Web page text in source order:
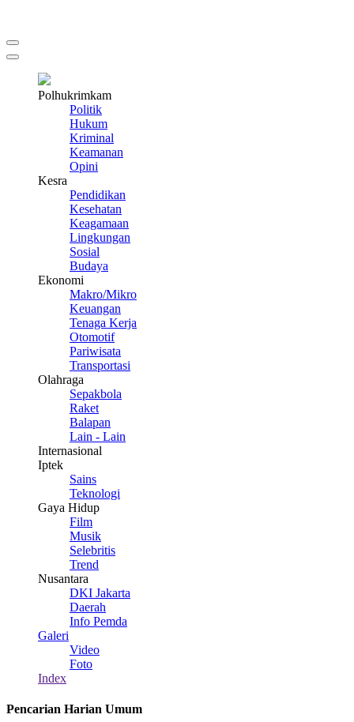
Polhukrimkam
Politik
Hukum
Kriminal
Keamanan
Opini
Kesra
Pendidikan
Kesehatan
Keagamaan
Lingkungan
Sosial
Budaya
Ekonomi
Makro/Mikro
Keuangan
Tenaga Kerja
Otomotif
Pariwisata
Transportasi
Olahraga
Sepakbola
Raket
Balapan
Lain - Lain
Internasional
Iptek
Sains
Teknologi
Gaya Hidup
Film
Musik
Selebritis
Trend
Nusantara
DKI Jakarta
Daerah
Info Pemda
Galeri
Video
Foto
Index
Pencarian Harian Umum